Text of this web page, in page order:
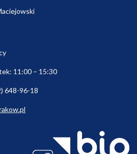
11:00 – 15:30
648-96-18